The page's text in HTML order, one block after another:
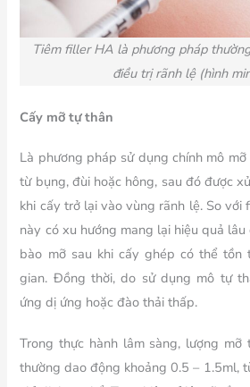
Tiêm filler HA là phương pháp
điều trị rãnh lệ (hình
Cấy mỡ tự thân
Là phương pháp sử dụng chính mô
từ bụng, đùi hoặc hông, sau đó được
khi cấy trở lại vào vùng rãnh lệ. So
này có xu hướng mang lại hiệu quả
bào mỡ sau khi cấy ghép có thể tồn
gian. Đồng thời, do sử dụng mô tự
ứng dị ứng hoặc đào thải thấp.
Trong thực hành lâm sàng, lượng
thường dao động khoảng 0.5 – 1.5ml,